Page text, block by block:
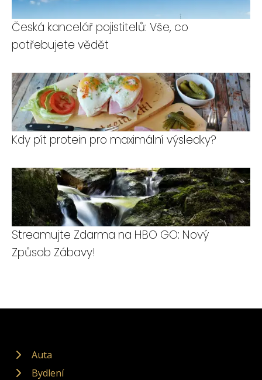
Česká kancelář pojistitelů: Vše, co
potřebujete vědět
Kdy pít protein pro maximální výsledky?
Streamujte Zdarma na HBO GO: Nový
Způsob Zábavy!
Auta
Bydlení